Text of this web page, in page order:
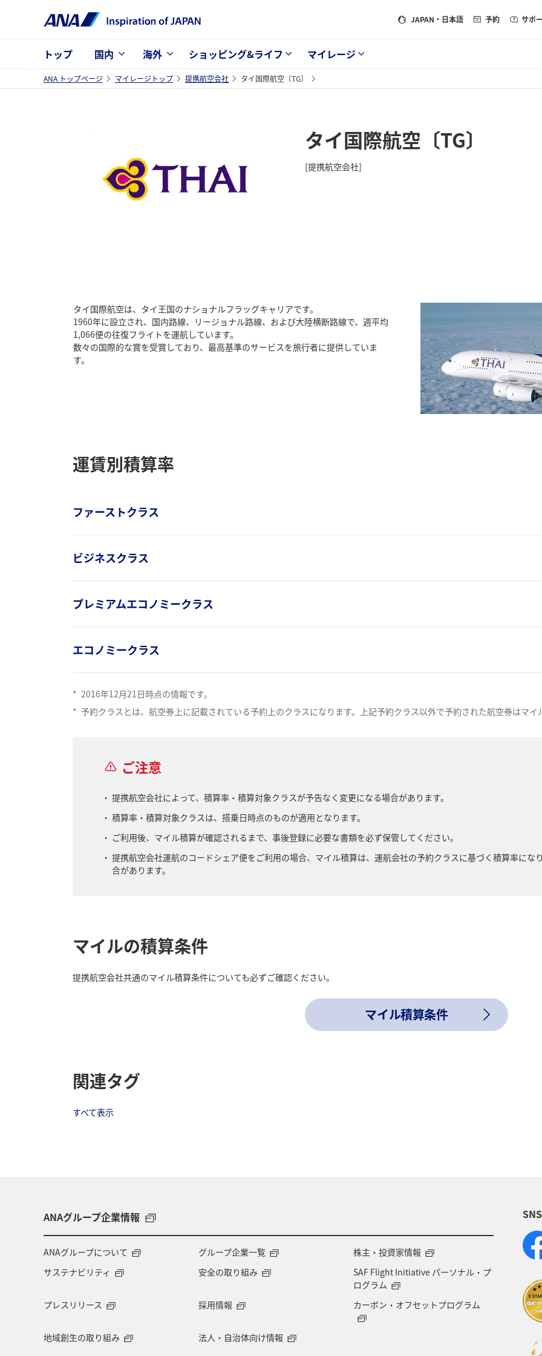
JAPAN ・日本語 予約 サポ
トップ 国内 海外 ショッピング&ライフ マイレージ
ANA トップページ マイレージトップ 提携航空会社 タイ国際航空〔TG〕
タイ国際航空〔TG〕
[提携航空会社]
タイ国際航空は、タイ王国のナショナルフラッグキャリアです。
1960年に設立され、国内路線、リージョナル路線、および大陸横断路線で、週平均
1,066便の往復フライトを運航しています。
数々の国際的な賞を受賞しており、最高基準のサービスを旅行者に提供していま
す。
運賃別積算率
ファーストクラス
ビジネスクラス
プレミアムエコノミークラス
エコノミークラス
* 2016年12月21日時点の情報です。
* 予約クラスとは、航空券上に記載されている予約上のクラスになります。上記予約クラス以外で予約された航空券はマイ
ご注意
提携航空会社によって、積算率・積算対象クラスが予告なく変更になる場合があります。
積算率・積算対象クラスは、搭乗日時点のものが適用となります。
ご利用後、マイル積算が確認されるまで、事後登録に必要な書類を必ず保管してください。
提携航空会社運航のコードシェア便をご利用の場合、マイル積算は、運航会社の予約クラスに基づく積算率にな
合があります。
マイルの積算条件
提携航空会社共通のマイル積算条件についても必ずご確認ください。
マイル積算条件
関連タグ
すべて表示
ANAグループ企業情報
ANAグループについて グループ企業一覧
株主・投資家情報
サステナビリティ
安全の取り組み
SAF Flight Initiative パーソナル・プ
ログラム
プレスリリース
採用情報 カーボン・オフセットプログラム
地域創生の取り組み 法人・自治体向け情報